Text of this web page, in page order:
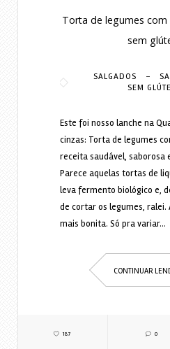
Torta de legumes
sem
SALGADOS -
SEM
Este foi nosso lanche na
cinzas: Torta de legumes
receita saudável, saborosa
Parece aquelas tortas de
leva fermento biológico e,
de cortar os legumes, ralei.
mais bonita. Só pra variar…
CONTINUAR
187 0